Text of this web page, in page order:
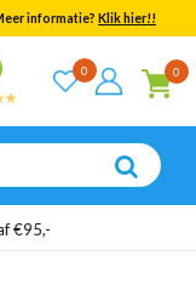
informatie? Klik hier!!
0 0
€95,-